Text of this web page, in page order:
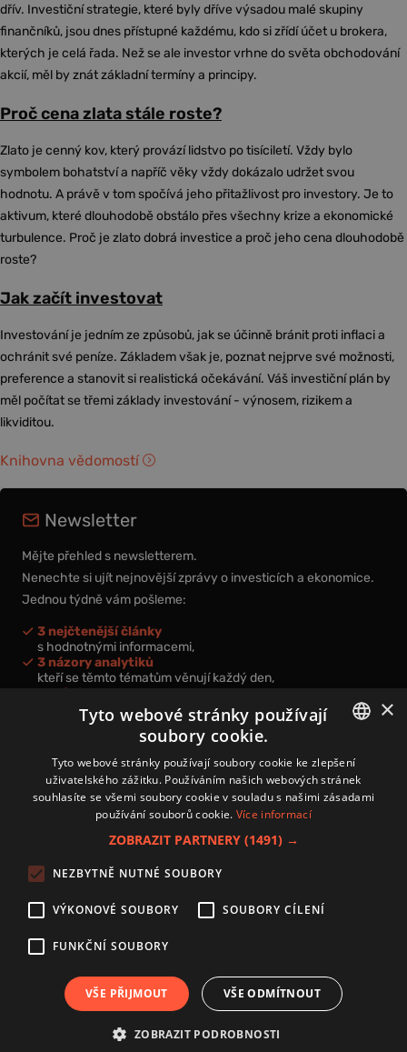
dřív. Investiční strategie, které byly dříve výsadou malé skupiny
finančníků, jsou dnes přístupné každému, kdo si zřídí účet u brokera,
kterých je celá řada. Než se ale investor vrhne do světa obchodování
akcií, měl by znát základní termíny a principy.
Proč cena zlata stále roste?
Zlato je cenný kov, který provází lidstvo po tisíciletí. Vždy bylo
symbolem bohatství a napříč věky vždy dokázalo udržet svou
hodnotu. A právě v tom spočívá jeho přitažlivost pro investory. Je to
aktivum, které dlouhodobě obstálo přes všechny krize a ekonomické
turbulence. Proč je zlato dobrá investice a proč jeho cena dlouhodobě
roste?
Jak začít investovat
Investování je jedním ze způsobů, jak se účinně bránit proti inflaci a
ochránit své peníze. Základem však je, poznat nejprve své možnosti,
preference a stanovit si realistická očekávání. Váš investiční plán by
měl počítat se třemi základy investování - výnosem, rizikem a
likviditou.
Knihovna vědomostí
Newsletter
Mějte přehled s newsletterem.
Nenechte si ujít nejnovější zprávy o investicích a ekonomice.
Jednou týdně vám pošleme:
3 nejčtenější články
s hodnotnými informacemi,
3 názory analytiků
kteří se těmto tématům věnují každý den,
nová videa a podcasty
k prohloubení vašich znalostí.
Přihlášením k newsletteru vyjadřujete svůj souhlas spodmínkami
zpracování osobních údajů.
Zásady používání souborů cookies
Autoři
Nastavení cookies
Publikování nebo další šíření obsahu serveru www.investice.cz není možné bez
CZECH
×
Tyto webové stránky používají
soubory cookie.
Tyto webové stránky používají soubory cookie ke zlepšení
uživatelského zážitku. Používáním našich webových stránek
souhlasíte se všemi soubory cookie v souladu s našimi zásadami
používání souborů cookie. Více informací
ZOBRAZIT PARTNERY (1491) →
NEZBYTNĚ NUTNÉ SOUBORY
VÝKONOVÉ SOUBORY SOUBORY CÍLENÍ
FUNKČNÍ SOUBORY
VŠE PŘIJMOUT VŠE ODMÍTNOUT
ZOBRAZIT PODROBNOSTI